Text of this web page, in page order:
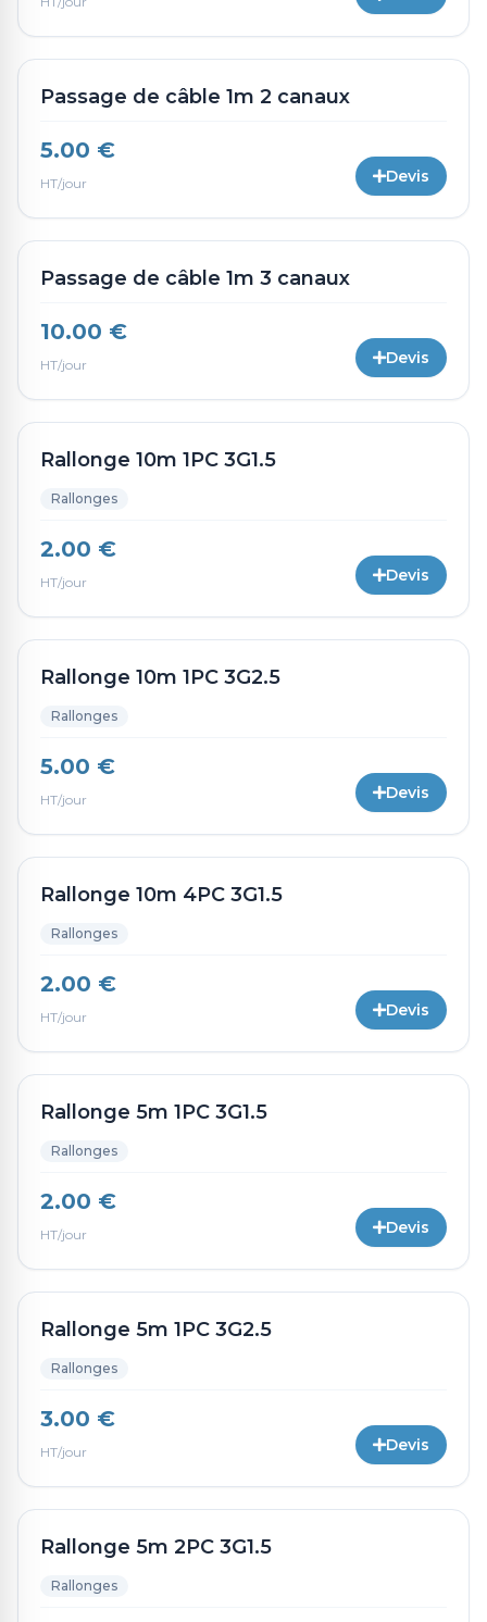
Passage de câble 1m 2 canaux
5.00 €
HT/jour Devis
Passage de câble 1m 3 canaux
10.00 €
HT/jour Devis
Rallonge 10m 1PC 3G1.5
Rallonges
2.00 €
HT/jour Devis
Rallonge 10m 1PC 3G2.5
Rallonges
5.00 €
HT/jour Devis
Rallonge 10m 4PC 3G1.5
Rallonges
2.00 €
HT/jour Devis
Rallonge 5m 1PC 3G1.5
Rallonges
2.00 €
HT/jour Devis
Rallonge 5m 1PC 3G2.5
Rallonges
3.00 €
HT/jour Devis
Rallonge 5m 2PC 3G1.5
Rallonges